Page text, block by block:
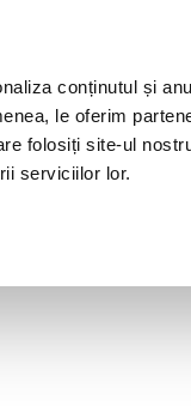
conținutul și
le oferim
folosiți site-ul
serviciilor lor.